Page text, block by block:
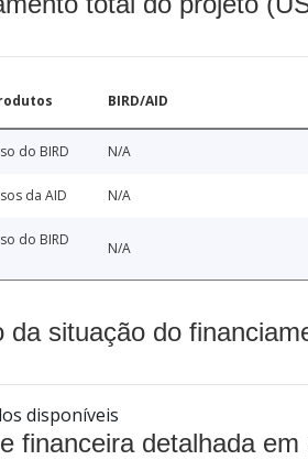
BIRD/AID
do BIRD N/A
da AID N/A
do BIRD
N/A
da situação do
disponíveis
financeira detalhada